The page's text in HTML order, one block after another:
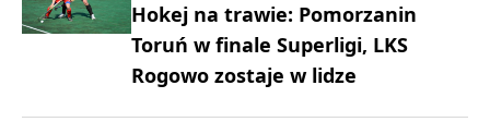
Hokej na trawie: Pomorzanin
Toruń w finale Superligi, LKS
Rogowo zostaje w lidze